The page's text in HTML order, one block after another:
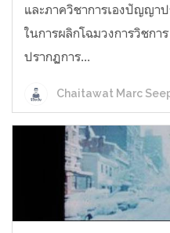
และภาควิชาการเองปัญญา
ในการผลิกโฉมวงการวิชก
ปรากฏการ...
Chaitawat Marc